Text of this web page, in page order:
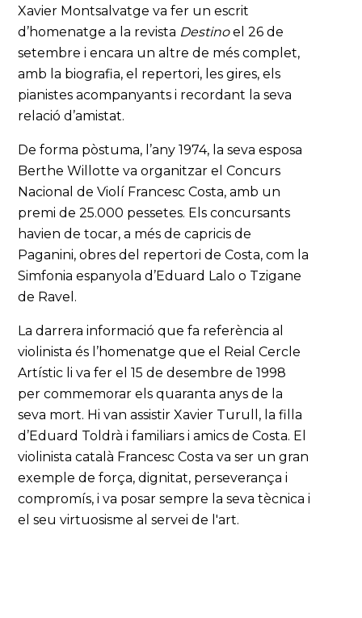
Xavier Montsalvatge va fer un escrit
d’homenatge a la revista Destinoel 26 de
setembre i encara un altre de més complet,
amb la biografia, el repertori, les gires, els
pianistes acompanyants i recordant la seva
relació d’amistat.
De forma pòstuma, l’any 1974, la seva esposa
Berthe Willotte va organitzar el Concurs
Nacional de Violí Francesc Costa, amb un
premi de 25.000 pessetes. Els concursants
havien de tocar, a més de capricis de
Paganini, obres del repertori de Costa, com la
Simfonia espanyola d’Eduard Lalo o Tzigane
de Ravel.
La darrera informació que fa referència al
violinista és l’homenatge que el Reial Cercle
Artístic li va fer el 15 de desembre de 1998
per commemorar els quaranta anys de la
seva mort. Hi van assistir Xavier Turull, la filla
d’Eduard Toldrà i familiars i amics de Costa. El
violinista català Francesc Costa va ser un gran
exemple de força, dignitat, perseverança i
compromís, i va posar sempre la seva tècnica i
el seu virtuosisme al servei de l'art.